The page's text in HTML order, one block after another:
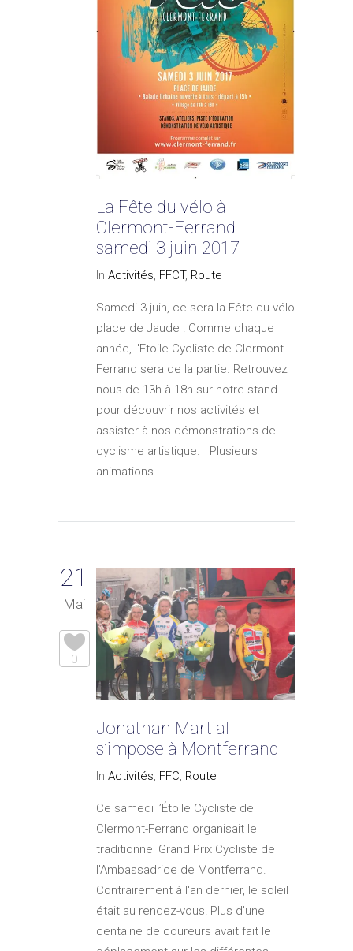
La Fête du vélo à
Clermont-Ferrand
samedi 3 juin 2017
In Activités FFCT, Route
Samedi 3 juin, ce sera la Fête du vélo
place de Jaude ! Comme chaque
année, l'Etoile Cycliste de Clermont-
Ferrand sera de la partie. Retrouvez
nous de 13h à 18h sur notre stand
pour découvrir nos activités et
assister à nos démonstrations de
cyclisme artistique. Plusieurs
animations...
21
Mai
0
Jonathan Martial
s’impose à Montferrand
In Activités FFC Route
Ce samedi l’Étoile Cycliste de
Clermont-Ferrand organisait le
traditionnel Grand Prix Cycliste de
l'Ambassadrice de Montferrand.
Contrairement à l'an dernier, le soleil
était au rendez-vous! Plus d'une
centaine de coureurs avait fait le